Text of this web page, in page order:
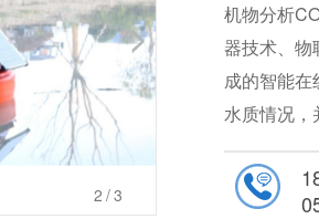
2 /3
机物分析
器技术、物
成的智能
水质情况，